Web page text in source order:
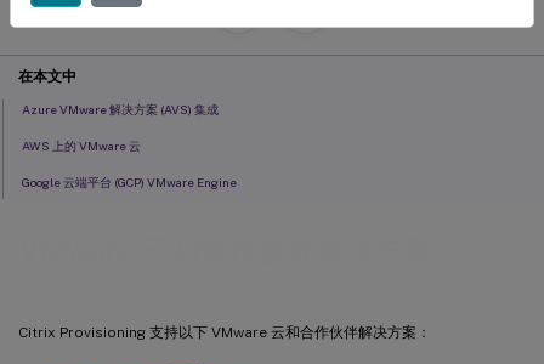
Citrix Provisioning 支持以下 VMware 云和合作伙伴解决方案：
C
在本文中
Azure VMware 解决方案 (AVS) 集成
AWS 上的 VMware 云
Google 云端平台 (GCP) VMware Engine